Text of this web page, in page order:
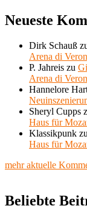
Neueste
Dirk Schauß
Arena di
P. Jahreis zu
Arena di
Hannelore
Sheryl Cupps
Haus für
Klassikpunk
Haus für
mehr aktuelle
Beliebte